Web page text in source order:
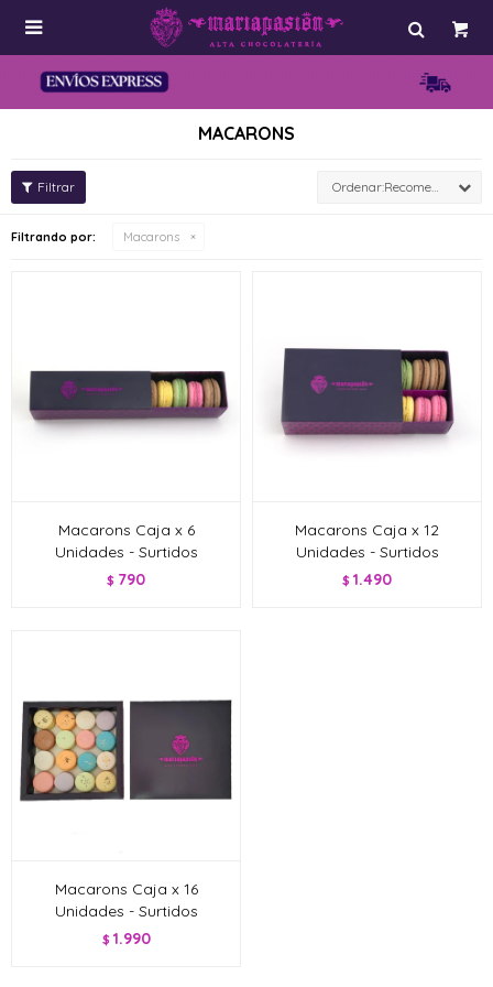

MACARONS
Recomendados
Filtrando por: Macarons
Macarons Caja x 6
Unidades - Surtidos
$ 790
Macarons Caja x 12
Unidades - Surtidos
$ 1.490
Macarons Caja x 16
Unidades - Surtidos
$ 1.990